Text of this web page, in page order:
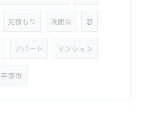
見積もり 洗面台 窓
アパート マンション
平塚市